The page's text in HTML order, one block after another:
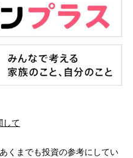
して
くまでも投資の参考にしてい